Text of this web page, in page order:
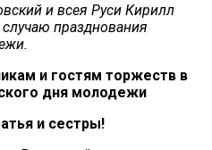
и всея Руси Кирилл
празднования
и гостям торжеств в
дня молодежи
и сестры!